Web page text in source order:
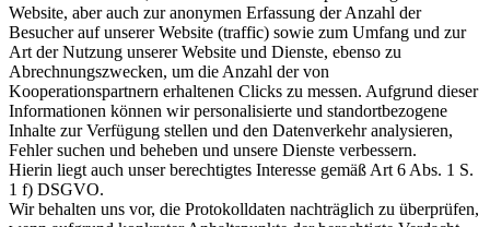
Website, aber auch zur anonymen Erfassung der Anzahl der
Besucher auf unserer Website (traffic) sowie zum Umfang und zur
Art der Nutzung unserer Website und Dienste, ebenso zu
Abrechnungszwecken, um die Anzahl der von
Kooperationspartnern erhaltenen Clicks zu messen. Aufgrund dieser
Informationen können wir personalisierte und standortbezogene
Inhalte zur Verfügung stellen und den Datenverkehr analysieren,
Fehler suchen und beheben und unsere Dienste verbessern.
Hierin liegt auch unser berechtigtes Interesse gemäß Art 6 Abs. 1 S.
1 f) DSGVO.
Wir behalten uns vor, die Protokolldaten nachträglich zu überprüfen,